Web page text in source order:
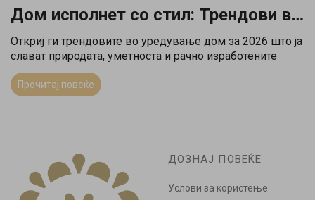
Дом исполнет со стил: Трендови во ентериерот што ја слават природата и уметноста во 2026
Откриј ги трендовите во уредување дом за 2026 што ја
слават природата, уметноста и рачно изработените
детали. Инспирација за модерен и топол дом.
Прочитај повеќе
ДОЗНАЈ ПОВЕЌЕ
Услови за користење